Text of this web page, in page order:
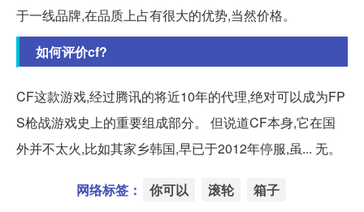
于一线品牌,在品质上占有很大的优势,当然价格。
如何评价cf?
CF这款游戏,经过腾讯的将近10年的代理,绝对可以成为FP
S枪战游戏史上的重要组成部分。 但说道CF本身,它在国
外并不太火,比如其家乡韩国,早已于2012年停服,虽... 无。
网络标签： 你可以 滚轮 箱子